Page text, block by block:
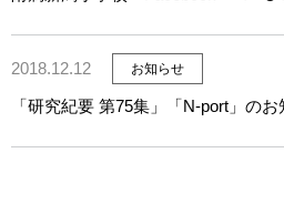
2018.12.12 お知らせ
「研究紀要 第75集」「N-port」のお